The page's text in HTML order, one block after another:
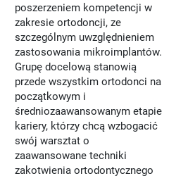
poszerzeniem kompetencji w
zakresie ortodoncji, ze
szczególnym uwzględnieniem
zastosowania mikroimplantów.
Grupę docelową stanowią
przede wszystkim ortodonci na
początkowym i
średniozaawansowanym etapie
kariery, którzy chcą wzbogacić
swój warsztat o
zaawansowane techniki
zakotwienia ortodontycznego